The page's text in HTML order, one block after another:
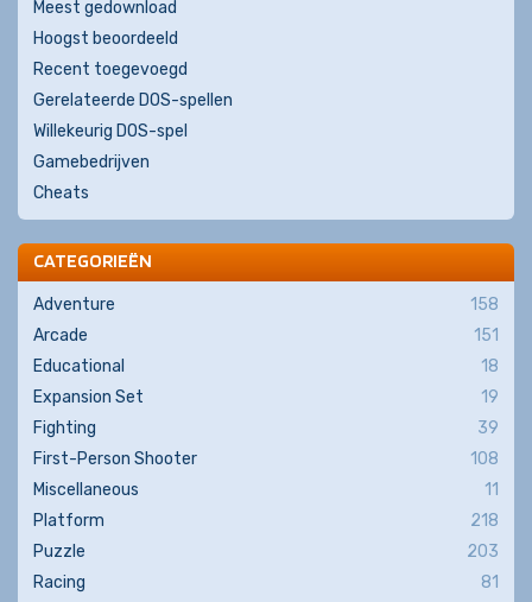
Meest gedownload
Hoogst beoordeeld
Recent toegevoegd
Gerelateerde DOS-spellen
Willekeurig DOS-spel
Gamebedrijven
Cheats
CATEGORIEËN
Adventure
158
Arcade
151
Educational
18
Expansion Set
19
Fighting
39
First-Person Shooter
108
Miscellaneous
11
Platform
218
Puzzle
203
Racing
81